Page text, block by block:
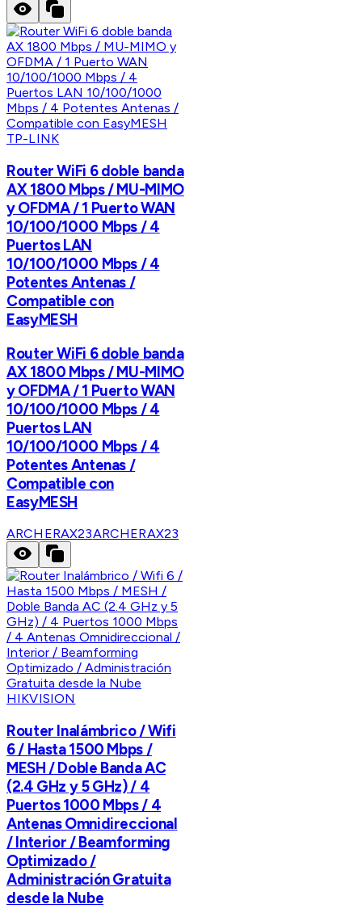
TP-LINK
Router WiFi 6 doble banda
AX 1800 Mbps / MU-MIMO
y OFDMA / 1 Puerto WAN
10/100/1000 Mbps / 4
Puertos LAN
10/100/1000 Mbps / 4
Potentes Antenas /
Compatible con
EasyMESH
Router WiFi 6 doble banda
AX 1800 Mbps / MU-MIMO
y OFDMA / 1 Puerto WAN
10/100/1000 Mbps / 4
Puertos LAN
10/100/1000 Mbps / 4
Potentes Antenas /
Compatible con
EasyMESH
ARCHERAX23ARCHERAX23
HIKVISION
Router Inalámbrico / Wifi
6 / Hasta 1500 Mbps /
MESH / Doble Banda AC
(2.4 GHz y 5 GHz) / 4
Puertos 1000 Mbps / 4
Antenas Omnidireccional
/ Interior / Beamforming
Optimizado /
Administración Gratuita
desde la Nube